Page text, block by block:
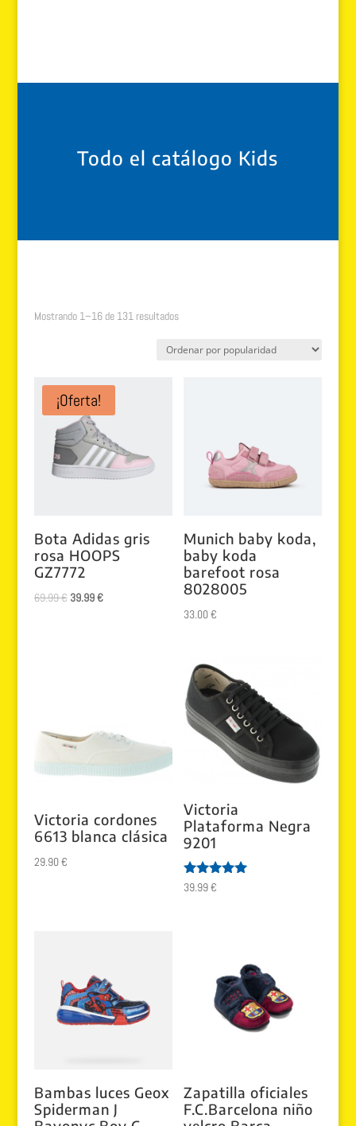
Todo el catálogo Kids
Mostrando 1–16 de 131 resultadosOrdenado
¡Oferta!
Bota Adidas gris
rosa HOOPS
GZ7772
69.99€ El
39.99€El
Munich baby koda,
baby koda
barefoot rosa
8028005
33.00€
Victoria cordones
6613 blanca clásica
29.90€
Victoria
Plataforma Negra
9201
Valorado
39.99€
Bambas luces Geox
Spiderman J
Zapatilla oficiales
F.C.Barcelona niño